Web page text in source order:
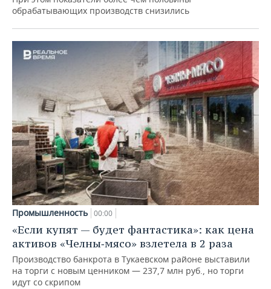
обрабатывающих производств снизились
Промышленность 00:00
«Если купят — будет фантастика»: как цена
активов «Челны‑мясо» взлетела в 2 раза
Производство банкрота в Тукаевском районе выставили
на торги с новым ценником — 237,7 млн руб., но торги
идут со скрипом